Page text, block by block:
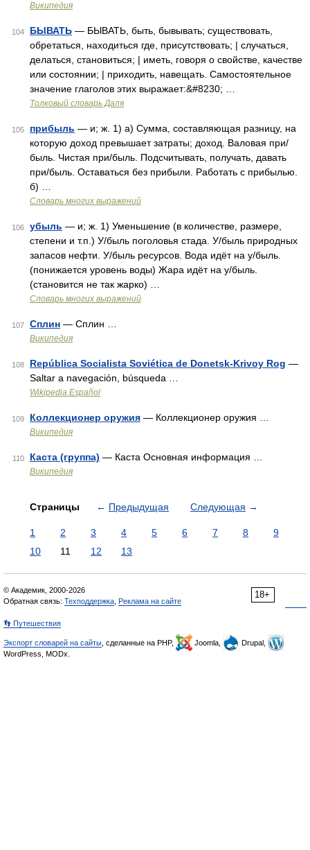
Википедия
104 БЫВАТЬ — БЫВАТЬ, быть, бывывать; существовать,
обретаться, находиться где, присутствовать; | случаться,
делаться, становиться; | иметь, говоря о свойстве, качестве
или состоянии; | приходить, навещать. Самостоятельное
значение глаголов этих выражает:&#8230; …
Толковый словарь Даля
105 прибыль — и; ж. 1) а) Сумма, составляющая разницу, на
которую доход превышает затраты; доход. Валовая при/
быль. Чистая при/быль. Подсчитывать, получать, давать
при/быль. Оставаться без прибыли. Работать с прибылью.
б) …
Словарь многих выражений
106 убыль — и; ж. 1) Уменьшение (в количестве, размере,
степени и т.п.) У/быль поголовья стада. У/быль природных
запасов нефти. У/быль ресурсов. Вода идёт на у/быль.
(понижается уровень воды) Жара идёт на у/быль.
(становится не так жарко) …
Словарь многих выражений
107 Сплин — Сплин …
Википедия
108 República Socialista Soviética de Donetsk-Krivoy Rog —
Saltar a navegación, búsqueda …
Wikipedia Español
109 Коллекционер оружия — Коллекционер оружия …
Википедия
110 Каста (группа) — Каста Основная информация …
Википедия
Страницы ← Предыдущая Следующая →
1 2 3 4 5 6 7 8
9
10
11 12 13
18+
© Академик, 2000-2026
Обратная связь: Техподдержка Реклама на сайте
👣 Путешествия
Экспорт словарей на сайты , сделанные на PHP, Joomla,
Drupal,
WordPress, MODx.